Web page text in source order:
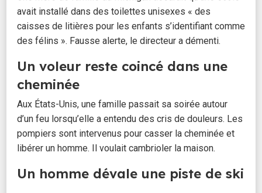
avait installé dans des toilettes unisexes « des
caisses de litières pour les enfants s’identifiant comme
des félins ». Fausse alerte, le directeur a démenti.
Un voleur reste coincé dans une
cheminée
Aux États-Unis, une famille passait sa soirée autour
d’un feu lorsqu’elle a entendu des cris de douleurs. Les
pompiers sont intervenus pour casser la cheminée et
libérer un homme. Il voulait cambrioler la maison.
Un homme dévale une piste de ski